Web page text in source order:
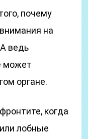
почему
на
ведь
может
органе.
когда
лобные